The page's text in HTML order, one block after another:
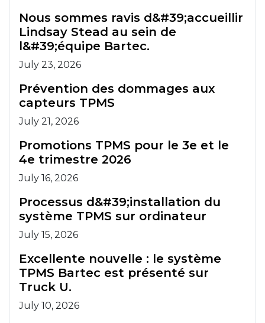
Nous sommes ravis d&#39;accueillir
Lindsay Stead au sein de
l&#39;équipe Bartec.
July 23, 2026
Prévention des dommages aux
capteurs TPMS
July 21, 2026
Promotions TPMS pour le 3e et le
4e trimestre 2026
July 16, 2026
Processus d&#39;installation du
système TPMS sur ordinateur
July 15, 2026
Excellente nouvelle : le système
TPMS Bartec est présenté sur
Truck U.
July 10, 2026